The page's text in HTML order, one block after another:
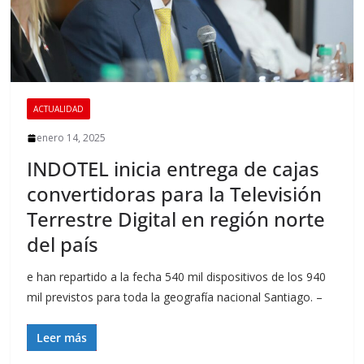
ACTUALIDAD
enero 14, 2025
INDOTEL inicia entrega de cajas
convertidoras para la Televisión
Terrestre Digital en región norte
del país
e han repartido a la fecha 540 mil dispositivos de los 940
mil previstos para toda la geografía nacional Santiago. –
Leer más